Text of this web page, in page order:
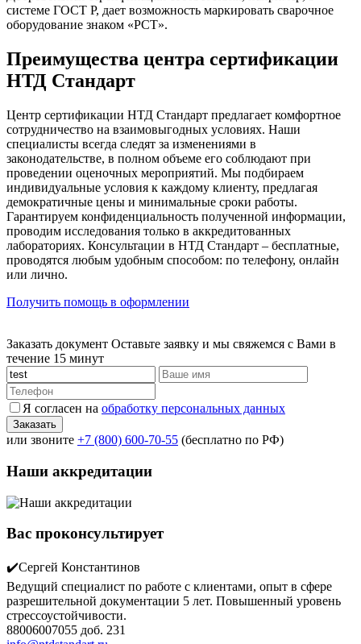
системе ГОСТ Р, дает возможность маркировать сварочное
оборудование знаком «РСТ».
Преимущества центра сертификации
НТД Стандарт
Центр сертификации НТД Стандарт предлагает комфортное
сотрудничество на взаимовыгодных условиях. Наши
специалисты всегда следят за изменениями в
законодательстве, в полном объеме его соблюдают при
проведении оценочных мероприятий. Мы подбираем
индивидуальные условия к каждому клиенту, предлагая
демократичные цены и минимальные сроки работы.
Гарантируем конфиденциальность полученной информации,
проводим исследования только в аккредитованных
лабораториях. Консультации в НТД Стандарт – бесплатные,
проводятся любым удобным способом: по телефону, онлайн
или лично.
Получить помощь в оформлении
Заказать документ Оставьте заявку и мы свяжемся с Вами в
течение 15 минут
Я согласен на обработку персональных данных
или звоните +7 (800) 600-70-55 (бесплатно по РФ)
Наши аккредитации
Вас проконсультирует
✔️Сергей Константинов
Ведущий специалист по работе с клиентами, опыт в сфере
разрешительной документации 5 лет. Повышенный уровень
стрессоустойчивости.
88006007055 доб. 231